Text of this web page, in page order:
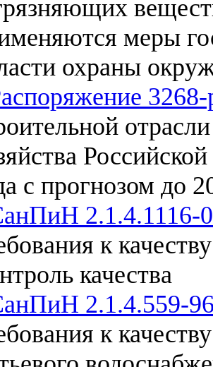
меры
охраны
3268-
с прогнозом до
2.1.4.1116-
к
качества
2.1.4.559-
к